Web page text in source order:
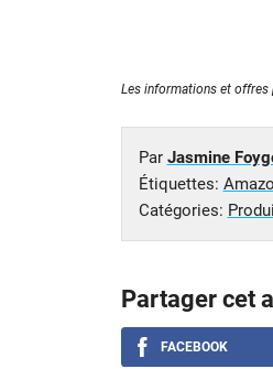
Les informations et offres
Par Jasmine
Étiquettes:
Catégories:
Partager cet
FACEBOOK